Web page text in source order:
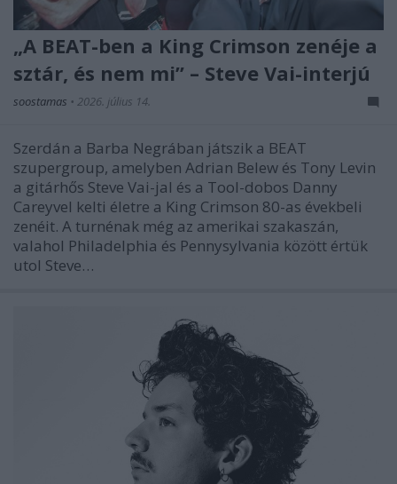
„A BEAT-ben a King Crimson zenéje a
sztár, és nem mi” – Steve Vai-interjú
soostamas • 2026. július 14.
Szerdán a Barba Negrában játszik a BEAT
szupergroup, amelyben Adrian Belew és Tony Levin
a gitárhős Steve Vai-jal és a Tool-dobos Danny
Careyvel kelti életre a King Crimson 80-as évekbeli
zenéit. A turnénak még az amerikai szakaszán,
valahol Philadelphia és Pennysylvania között értük
utol Steve…